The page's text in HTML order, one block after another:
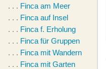
. . . Finca am Meer
. . . Finca auf Insel
. . . Finca f. Erholung
. . . Finca für Gruppen
. . . Finca mit Wandern
. . . Finca mit Garten